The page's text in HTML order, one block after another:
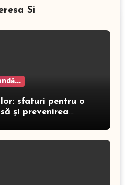
Si
sfaturi pentru o
și prevenirea